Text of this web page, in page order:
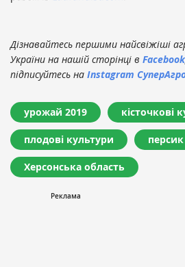
Дізнавайтесь першими найсвіжіші
України на нашій сторінці в Facebook
підписуйтесь на Instagram
урожай 2019 кісточкові
плодові культури персик
Херсонська область